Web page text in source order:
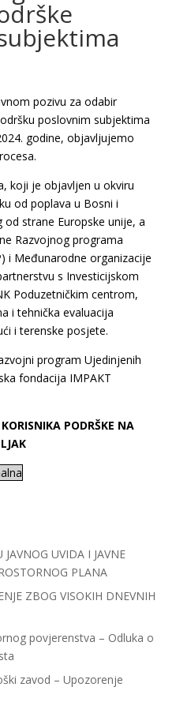
pozivu za odabir
poslovnim subjektima
godine, objavljujemo
koji je objavljen u okviru
od poplava u Bosni i
od strane Europske unije, a
Razvojnog programa
i Međunarodne organizacije
s Investicijskom
Poduzetničkim centrom,
i tehnička evaluacija
i terenske posjete.
program Ujedinjenih
fondacija IMPAKT
PODRŠKE NA
UVIDA I JAVNE
PLANA
ZBOG VISOKIH DNEVNIH
povjerenstva – Odluka o
zavod – Upozorenje